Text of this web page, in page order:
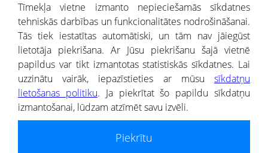
Dzimtas koks
Uzņēmumu atlase
Monitorings
Kredītizziņa par ārvalstu uzņēmumiem
® CREDITREFORM Latvija
SIA
Tīmekļa vietne izmanto nepieciešamās sīkdatnes
tehniskās darbības un funkcionalitātes nodrošināšanai.
Tās tiek iestatītas automātiski, un tām nav jāiegūst
lietotāja piekrišana. Ar Jūsu piekrišanu šajā vietnē
papildus var tikt izmantotas statistiskās sīkdatnes. Lai
uzzinātu vairāk, iepazīstieties ar mūsu sīkdatņu
lietošanas politiku. Ja piekrītat šo papildu sīkdatņu
izmantošanai, lūdzam atzīmēt savu izvēli.
Piekrītu